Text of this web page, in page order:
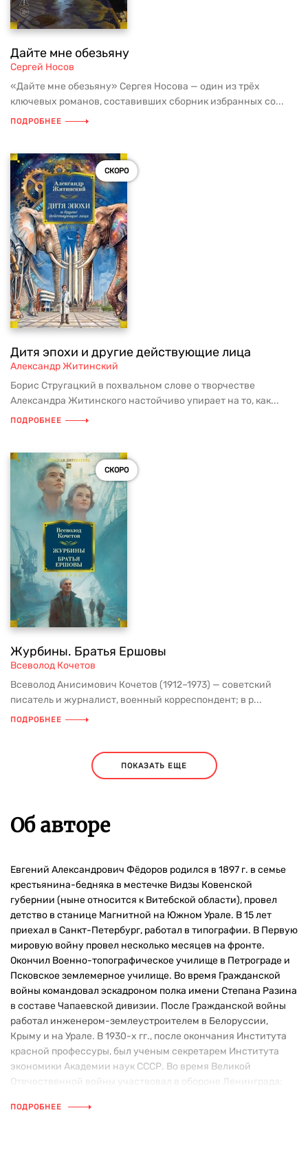
Дайте мне обезьяну
Сергей Носов
«Дайте мне обезьяну» Сергея Носова — один из трёх
ключевых романов, составивших сборник избранных со...
ПОДРОБНЕЕ
СКОРО
Дитя эпохи и другие действующие лица
Александр Житинский
Борис Стругацкий в похвальном слове о творчестве
Александра Житинского настойчиво упирает на то, как...
ПОДРОБНЕЕ
СКОРО
Журбины. Братья Ершовы
Всеволод Кочетов
Всеволод Анисимович Кочетов (1912–1973) — советский
писатель и журналист, военный корреспондент; в р...
ПОДРОБНЕЕ
ПОКАЗАТЬ ЕЩЕ
Об авторе
Евгений Александрович Фёдоров родился в 1897 г. в семье
крестьянина-бедняка в местечке Видзы Ковенской
губернии (ныне относится к Витебской области), провел
детство в станице Магнитной на Южном Урале. В 15 лет
приехал в Санкт-Петербург, работал в типографии. В Первую
мировую войну провел несколько месяцев на фронте.
Окончил Военно-топографическое училище в Петрограде и
Псковское землемерное училище. Во время Гражданской
войны командовал эскадроном полка имени Степана Разина
в составе Чапаевской дивизии. После Гражданской войны
работал инженером-землеустроителем в Белоруссии,
Крыму и на Урале. В 1930-х гг., после окончания Института
красной профессуры, был ученым секретарем Института
экономики Академии наук СССР. Во время Великой
Отечественной войны участвовал в обороне Ленинграда:
Первые рассказы и стихотворения опубликовал еще в 1912 г.,
ПОДРОБНЕЕ